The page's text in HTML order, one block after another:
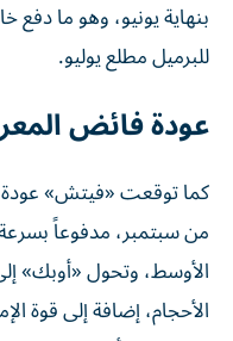
للبرميل مطلع يوليو.
عودة فائض
كما توقعت «فيتش» عودة
من سبتمبر، مدفوعاً
الأوسط، وتحول «أوبك»
الأحجام، إضافة إلى قوة